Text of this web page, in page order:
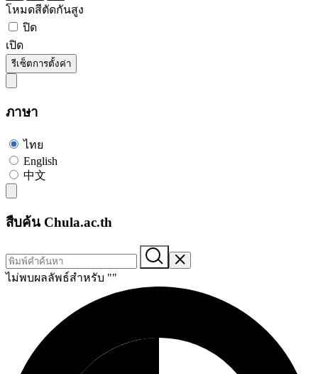
โหมดสีตัดกันสูง
ปิด
เปิด
รีเซ็ตการตั้งค่า
ภาษา
ไทย
English
中文
สืบค้น Chula.ac.th
ไม่พบผลลัพธ์สำหรับ ""